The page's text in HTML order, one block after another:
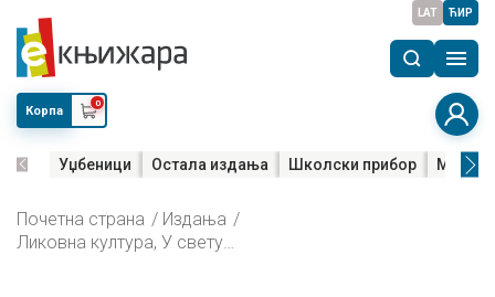
LAT ЋИР
Корпа
0
Уџбеници Остала издања Школски прибор Мала
Почетна страна
Издања
Ликовна култура, У свету боја и облика, Материјали за 5. и 6. разред